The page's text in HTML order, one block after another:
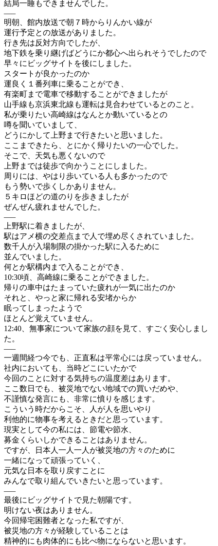
結局一睡もできませんでした。
—–
明朝、館内放送で朝７時からりんかい線が
運行予定との放送がありました。
行き先は反対方向でしたが、
地下鉄を乗り継げばどうにか都心へ出られそうでしたので
早々にビッグサイトを後にしました。
スタートが良かったのか
運良く１番列車に乗ることができ、
有楽町まで電車で移動することができましたが
山手線も京浜東北線も運転は見合わせているとのこと。
私が乗りたい高崎線はなんとか動いているとの
噂を聞いていまして、
どうにかして上野まで行きたいと思いました。
ここまできたら、とにかく帰りたいの一心でした。
そこで、天気も悪くないので
上野までは徒歩で向かうことにしました。
周りには、やはり歩いている人も多かったので
もう勢いで歩くしかありません。
５キロほどの道のりを歩きましたが
ぜんぜん疲れませんでした。
—–
上野駅に着きましたが、
駅はアメ横の交差点まで人で埋め尽くされていました。
数千人が入場制限の掛かった駅に入るために
並んでいました。
何とか駅構内まで入ることができ、
10:30頃、高崎線に乗ることができました。
帰りの車中はたまっていた疲れが一気に出たのか
それと、やっと家に帰れる安堵からか
眠ってしまったようで
ほとんど覚えていません。
12:40、無事家について家族の顔を見て、すごく安心しまし
た。
—–
一週間経つ今でも、正直私は平常心には戻っていません。
社内においても、当時どこにいたかで
今回のことに対する気持ちの温度差はあります。
ここ数日でも、被災地でない地域での買いだめや、
不謹慎な発言にも、非常に憤りを感じます。
こういう時だからこそ、人が人を思いやり
利他的に物事を考えるときだと思っています。
現実として今の私には、節電や節水、
募金くらいしかできることはありません。
ですが、日本人一人一人が被災地の方々のために
一緒になって頑張っていく、
元気な日本を取り戻すことに
みんなで取り組んでいきたいと思っています。
—–
最後にビッグサイトで見た朝陽です。
明けない夜はありません。
今回帰宅困難者となった私ですが、
被災地の方々が経験していることは
精神的にも肉体的にも比べ物にならないと思います。